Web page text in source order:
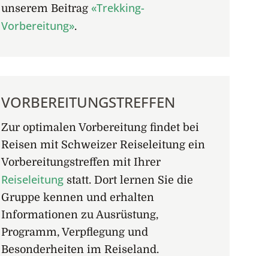
unserem Beitrag «Trekking-
Vorbereitung».
VORBEREITUNGSTREFFEN
Zur optimalen Vorbereitung findet bei
Reisen mit Schweizer Reiseleitung ein
Vorbereitungstreffen mit Ihrer
Reiseleitungstatt. Dort lernen Sie die
Gruppe kennen und erhalten
Informationen zu Ausrüstung,
Programm, Verpflegung und
Besonderheiten im Reiseland.